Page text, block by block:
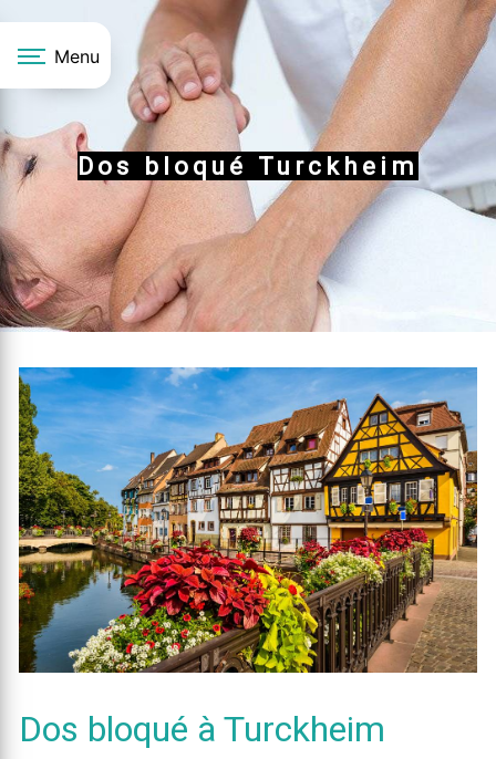
Menu
Dos bloqué Turckheim
Dos bloqué à Turckheim
Panneau de gestion des cookies